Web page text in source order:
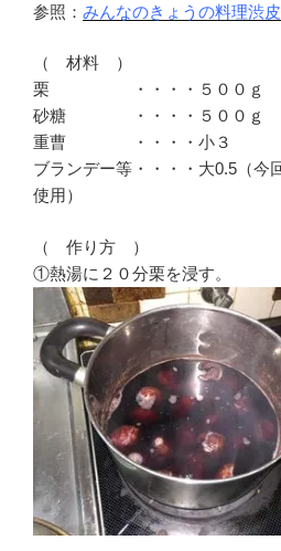
参照： みんなのきょうの料理渋
（ 材料 ）
栗 ・・・・５００ｇ
砂糖 ・・・・５００ｇ
重曹 ・・・・小３
ブランデー等・・・・大0.5（今
使用）
（ 作り方 ）
①熱湯に２０分栗を浸す。